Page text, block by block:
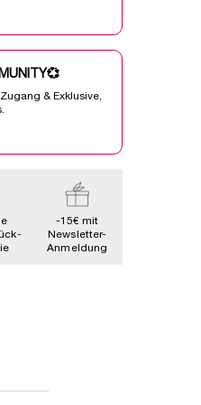
& Exklusive,
-15€ mit
Newsletter-
Anmeldung